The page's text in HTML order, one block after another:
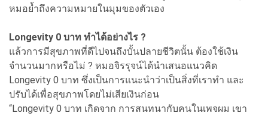
หมอย้ำถึงความหมายในมุมของตัวเอง
Longevity 0 บาท ทำได้อย่างไร ?
แล้วการมีสุขภาพที่ดีไปจนถึงบั้นปลายชีวิตนั้น ต้องใช้เงิน
จำนวนมากหรือไม่ ? หมอจิรรุจน์ได้นำเสนอแนวคิด
Longevity 0 บาท ซึ่งเป็นการแนะนำว่าเป็นสิ่งที่เราทำ และ
ปรับได้เพื่อสุขภาพโดยไม่เสียเงินก่อน
“Longevity 0 บาท เกิดจาก การสนทนากับคนในเพจผม เขา